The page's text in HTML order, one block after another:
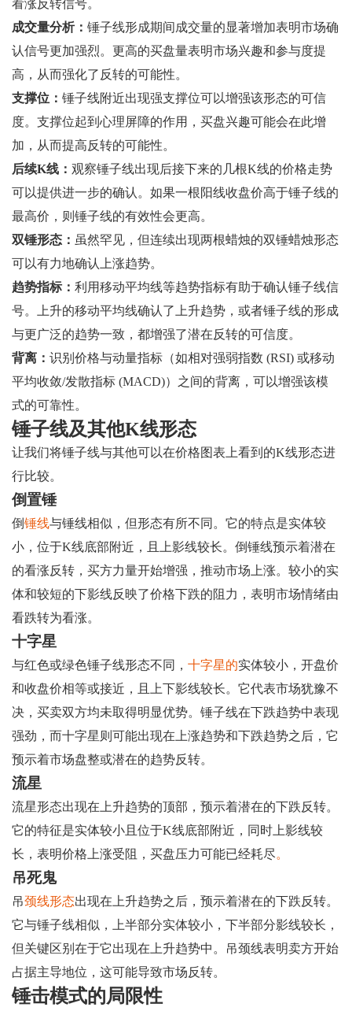
看涨反转信号。
成交量分析： 锤子线形成期间成交量的显著增加表明市场确
认信号更加强烈。更高的买盘量表明市场兴趣和参与度提
高，从而强化了反转的可能性。
支撑位： 锤子线附近出现强支撑位可以增强该形态的可信
度。支撑位起到心理屏障的作用，买盘兴趣可能会在此增
加，从而提高反转的可能性。
后续K线： 观察锤子线出现后接下来的几根K线的价格走势
可以提供进一步的确认。如果一根阳线收盘价高于锤子线的
最高价，则锤子线的有效性会更高。
双锤形态： 虽然罕见，但连续出现两根蜡烛的双锤蜡烛形态
可以有力地确认上涨趋势。
趋势指标： 利用移动平均线等趋势指标有助于确认锤子线信
号。上升的移动平均线确认了上升趋势，或者锤子线的形成
与更广泛的趋势一致，都增强了潜在反转的可信度。
背离： 识别价格与动量指标（如相对强弱指数 (RSI) 或移动
平均收敛/发散指标 (MACD)）之间的背离，可以增强该模
式的可靠性。
锤子线及其他K线形态
让我们将锤子线与其他可以在价格图表上看到的K线形态进
行比较。
倒置锤
倒锤线与锤线相似，但形态有所不同。它的特点是实体较
小，位于K线底部附近，且上影线较长。倒锤线预示着潜在
的看涨反转，买方力量开始增强，推动市场上涨。较小的实
体和较短的下影线反映了价格下跌的阻力，表明市场情绪由
看跌转为看涨。
十字星
与红色或绿色锤子线形态不同， 十字星的实体较小，开盘价
和收盘价相等或接近，且上下影线较长。它代表市场犹豫不
决，买卖双方均未取得明显优势。锤子线在下跌趋势中表现
强劲，而十字星则可能出现在上涨趋势和下跌趋势之后，它
预示着市场盘整或潜在的趋势反转。
流星
流星形态出现在上升趋势的顶部，预示着潜在的下跌反转。
它的特征是实体较小且位于K线底部附近，同时上影线较
长，表明价格上涨受阻，买盘压力可能已经耗尽。
吊死鬼
吊颈线形态出现在上升趋势之后，预示着潜在的下跌反转。
它与锤子线相似，上半部分实体较小，下半部分影线较长，
但关键区别在于它出现在上升趋势中。吊颈线表明卖方开始
占据主导地位，这可能导致市场反转。
锤击模式的局限性